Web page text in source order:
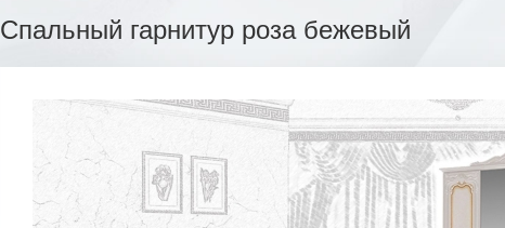
Спальный гарнитур роза бежевый